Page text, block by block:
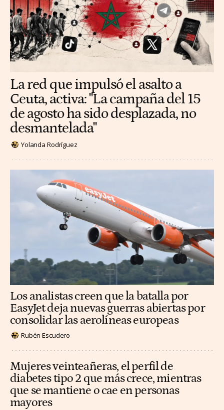
La red que impulsó el asalto a
Ceuta, activa: "La campaña del 15
de agosto ha sido desplazada, no
desmantelada"
Yolanda Rodríguez
Los analistas creen que la batalla por
EasyJet deja nuevas guerras abiertas por
consolidar las aerolíneas europeas
Rubén Escudero
Mujeres veinteañeras, el perfil de
diabetes tipo 2 que más crece, mientras
que se mantiene o cae en personas
mayores